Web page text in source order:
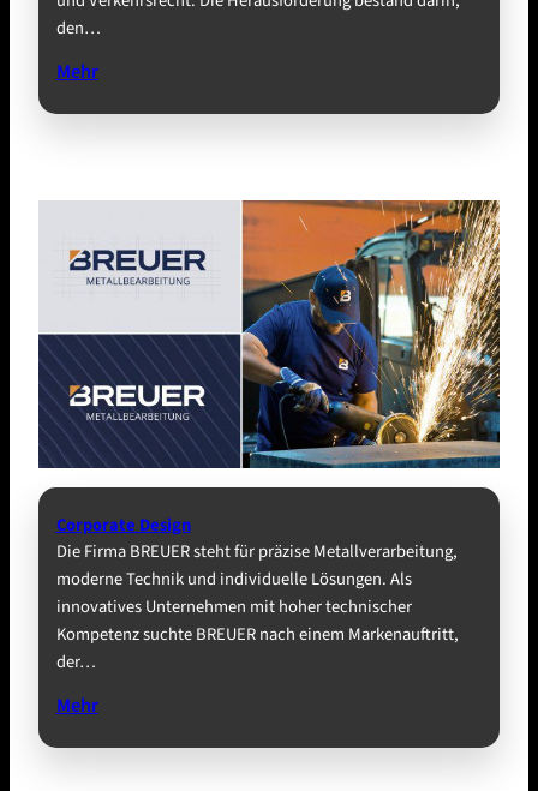
den…
Mehr
Corporate Design
Die Firma BREUER steht für präzise Metallverarbeitung,
moderne Technik und individuelle Lösungen. Als
innovatives Unternehmen mit hoher technischer
Kompetenz suchte BREUER nach einem Markenauftritt,
der…
Mehr